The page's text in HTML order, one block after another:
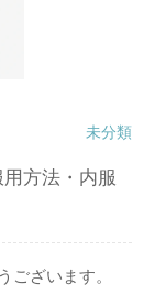
未分類
用方法・内服
ございます。